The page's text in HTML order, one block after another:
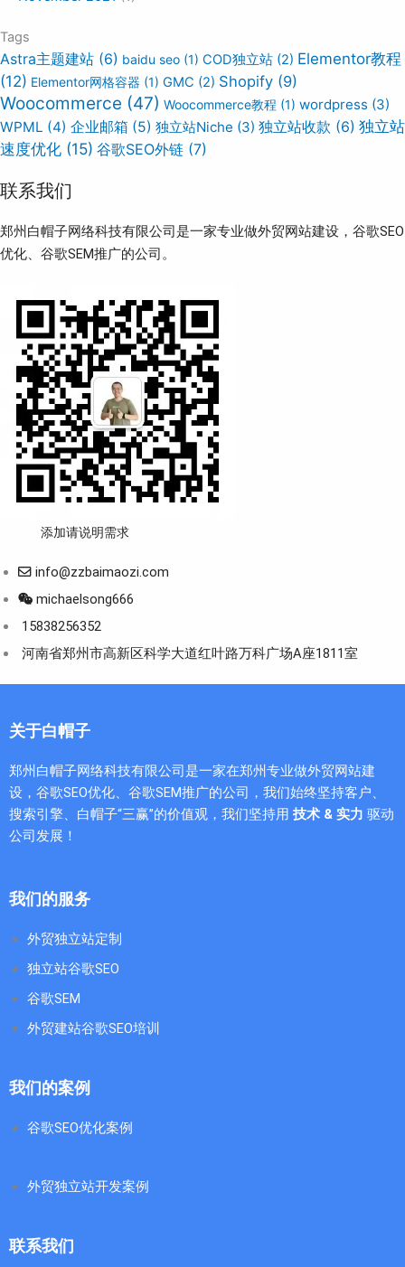
Tags
Astra主题建站 (6) baidu seo (1) COD独立站 (2) Elementor教程
(12) Elementor网格容器 (1) GMC (2) Shopify (9)
Woocommerce (47) Woocommerce教程 (1) wordpress (3)
WPML (4) 企业邮箱 (5) 独立站Niche (3) 独立站收款 (6) 独立站
速度优化 (15) 谷歌SEO外链 (7)
联系我们
郑州白帽子网络科技有限公司是一家专业做外贸网站建设，谷歌SEO
优化、谷歌SEM推广的公司。
添加请说明需求
info@zzbaimaozi.com
michaelsong666
15838256352
河南省郑州市高新区科学大道红叶路万科广场A座1811室
关于白帽子
郑州白帽子网络科技有限公司是一家在郑州专业做外贸网站建
设，谷歌SEO优化、谷歌SEM推广的公司，我们始终坚持客户、
搜索引擎、白帽子“三赢”的价值观，我们坚持用 技术 & 实力 驱动
公司发展！
我们的服务
外贸独立站定制
独立站谷歌SEO
谷歌SEM
外贸建站谷歌SEO培训
我们的案例
谷歌SEO优化案例
外贸独立站开发案例
联系我们